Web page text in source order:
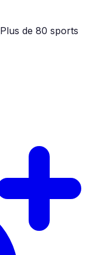
Plus de 80 sports